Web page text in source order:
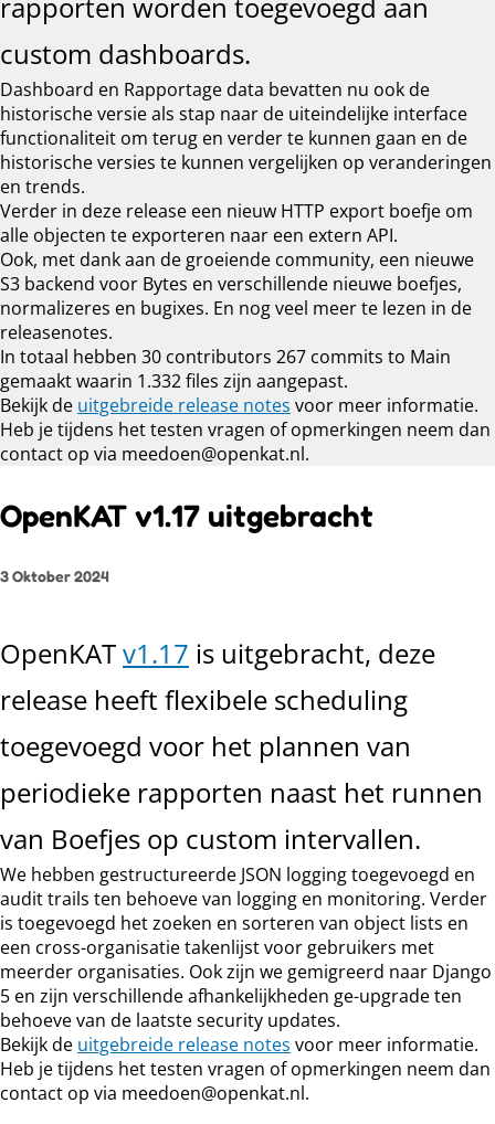
custom dashboards.
Dashboard en Rapportage data bevatten nu ook de
historische versie als stap naar de uiteindelijke interface
functionaliteit om terug en verder te kunnen gaan en de
historische versies te kunnen vergelijken op veranderingen
en trends.
Verder in deze release een nieuw HTTP export boefje om
alle objecten te exporteren naar een extern API.
Ook, met dank aan de groeiende community, een nieuwe
S3 backend voor Bytes en verschillende nieuwe boefjes,
normalizeres en bugixes. En nog veel meer te lezen in de
releasenotes.
In totaal hebben 30 contributors 267 commits to Main
gemaakt waarin 1.332 files zijn aangepast.
Bekijk de uitgebreide release notes voor meer informatie.
Heb je tijdens het testen vragen of opmerkingen neem dan
contact op via meedoen@openkat.nl.
OpenKAT v1.17 uitgebracht
3 Oktober 2024
OpenKATv1.17 is uitgebracht, deze
release heeft flexibele scheduling
toegevoegd voor het plannen van
periodieke rapporten naast het runnen
van Boefjes op custom intervallen.
We hebben gestructureerde JSON logging toegevoegd en
audit trails ten behoeve van logging en monitoring. Verder
is toegevoegd het zoeken en sorteren van object lists en
een cross-organisatie takenlijst voor gebruikers met
meerder organisaties. Ook zijn we gemigreerd naar Django
5 en zijn verschillende afhankelijkheden ge-upgrade ten
behoeve van de laatste security updates.
Bekijk de uitgebreide release notes voor meer informatie.
Heb je tijdens het testen vragen of opmerkingen neem dan
contact op via meedoen@openkat.nl.